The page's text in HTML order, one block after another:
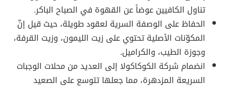
تناول الكافيين عوضاً عن القهوة في الصباح الباكر.
الحفاظ على الوصفة السرية لعقود طويلة، حيث قيل إنّ
المكوّنات الأصلية تحتوي على زيت الليمون، وزيت القرفة،
وجوزة الطيب، والكراميل.
انضمام شركة الكوكاكولا إلى العديد من محلات الوجبات
السريعة المزدهرة، مما جعلها تتوسع على الصعيد